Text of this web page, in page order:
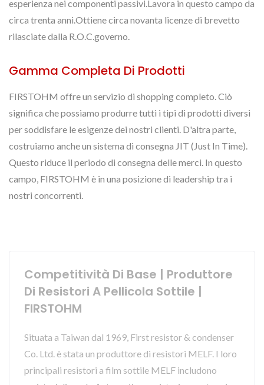
esperienza nei componenti passivi.Lavora in questo campo da
circa trenta anni.Ottiene circa novanta licenze di brevetto
rilasciate dalla R.O.C.governo.
Gamma Completa Di Prodotti
FIRSTOHM offre un servizio di shopping completo. Ciò
significa che possiamo produrre tutti i tipi di prodotti diversi
per soddisfare le esigenze dei nostri clienti. D'altra parte,
costruiamo anche un sistema di consegna JIT (Just In Time).
Questo riduce il periodo di consegna delle merci. In questo
campo, FIRSTOHM è in una posizione di leadership tra i
nostri concorrenti.
Competitività Di Base | Produttore
Di Resistori A Pellicola Sottile |
FIRSTOHM
Situata a Taiwan dal 1969, First resistor & condenser
Co. Ltd. è stata un produttore di resistori MELF. I loro
principali resistori a film sottile MELF includono